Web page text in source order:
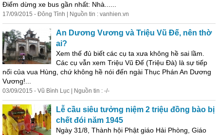
Điểm dừng xe bus gần nhất: Nhà......
17/09/2015 - Đông Tỉnh | Nguồn tin : vanhien.vn
An Dương Vương và Triệu Vũ Đế, nên thờ
ai?
Xem thế đủ biết các cụ ta xưa không hề sai lầm.
Các cụ vẫn xem Triệu Vũ Đế (Triệu Đà) là sự tiếp
nối của vua Hùng, chứ không hề nói đến ngài Thục Phán An Dương
Vương!...
03/09/2015 - Vũ Bình Lục | Nguồn tin : -/-
Lễ cầu siêu tưởng niệm 2 triệu đồng bào bị
chết đói năm 1945
Ngày 31/8, Thành hội Phật giáo Hải Phòng, Giáo